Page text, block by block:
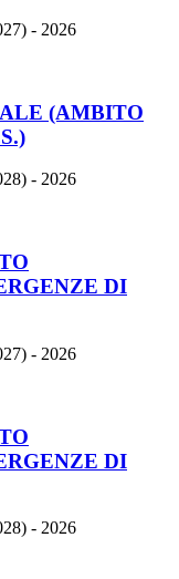
- 2026
(AMBITO
- 2026
DI
- 2026
DI
- 2026